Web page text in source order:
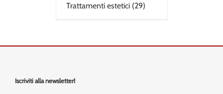
Trattamenti estetici (29)
Iscriviti alla newsletter!